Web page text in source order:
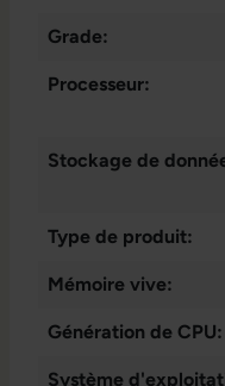
Grade:
Processeur:
Stockage de
Type de produit:
Mémoire vive:
Génération de CPU:
Système